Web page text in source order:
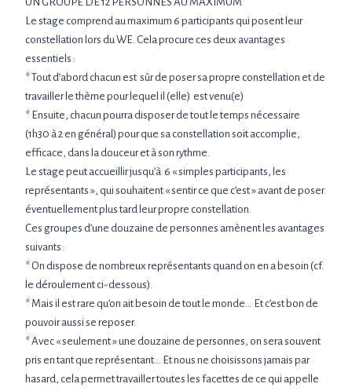
Le stage comprend au maximum 6 participants qui posent leur
constellation lors du WE. Cela procure ces deux avantages
essentiels :
* Tout d’abord chacun est sûr de poser sa propre constellation et de
travailler le thème pour lequel il (elle) est venu(e)
* Ensuite, chacun pourra disposer de tout le temps nécessaire
(1h30 à 2 en général) pour que sa constellation soit accomplie,
efficace, dans la douceur et à son rythme.
Le stage peut accueillir jusqu’à 6 « simples participants, les
représentants », qui souhaitent « sentir ce que c’est » avant de poser
éventuellement plus tard leur propre constellation.
Ces groupes d’une douzaine de personnes amènent les avantages
suivants :
* On dispose de nombreux représentants quand on en a besoin (cf.
le déroulement ci-dessous).
* Mais il est rare qu’on ait besoin de tout le monde… Et c’est bon de
pouvoir aussi se reposer.
* Avec « seulement » une douzaine de personnes, on sera souvent
pris en tant que représentant… Et nous ne choisissons jamais par
hasard, cela permet travailler toutes les facettes de ce qui appelle